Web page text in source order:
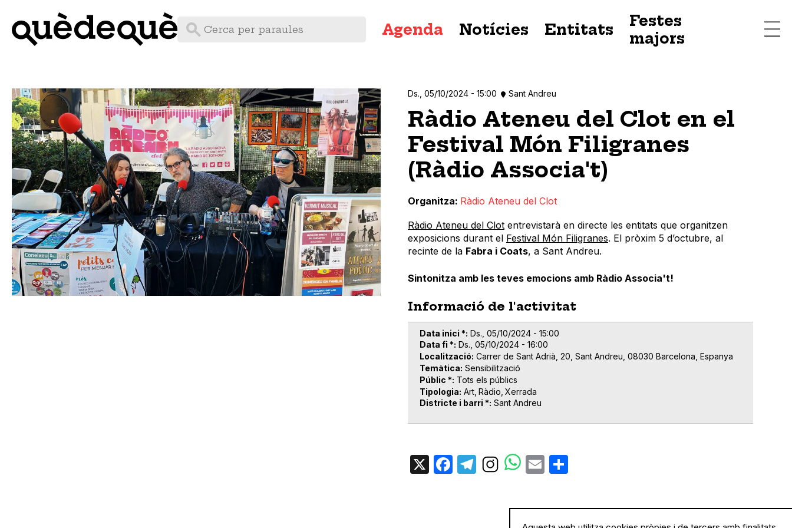
principal
Agenda Notícies Entitats
Festes
majors
Ds., 05/10/2024 - 15:00 Sant Andreu
Ràdio Ateneu del Clot en el
Festival Món Filigranes
(Ràdio Associa't)
Organitza Ràdio Ateneu del Clot
Ràdio Ateneu del Clot entrevistarà en directe les entitats que organitzen
exposicions durant el Festival Món Filigranes. El pròxim 5 d’octubre, al
recinte de la Fabra i Coats, a Sant Andreu.
Sintonitza amb les teves emocions amb Ràdio Associa't!
Informació de l'activitat
Data inici * Ds., 05/10/2024 - 15:00
Data fi * Ds., 05/10/2024 - 16:00
Localització Carrer de Sant Adrià, 20, Sant Andreu, 08030 Barcelona, Espanya
Temàtica Sensibilització
Públic * Tots els públics
Tipologia Art Ràdio Xerrada
Districte i barri * Sant Andreu
X Facebook
TelegramEmail